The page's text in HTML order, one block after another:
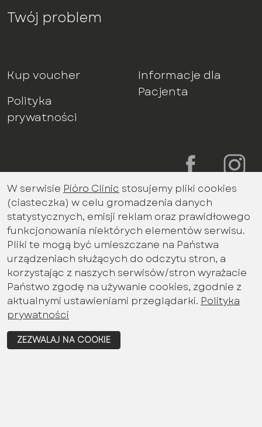
Twój problem
Kup voucher
Polityka
prywatności
Informacje dla
Pacjenta
Bądź na bieżąco z aktualnościami
promocjami miesiąca
Imię i nazwisko
Email
Wyrażam zgodę na przetwarzanie danych
osobowych określonych w polityce
W serwisie Pióro Clinic stosujemy pliki cookies
(ciasteczka) w celu gromadzenia danych
statystycznych, emisji reklam oraz prawidłowego
funkcjonowania niektórych elementów serwisu.
Pliki te mogą być umieszczane na Państwa
urządzeniach służących do odczytu stron, a
korzystając z naszych serwisów/stron wyrażacie
Państwo zgodę na używanie cookies, zgodnie z
aktualnymi ustawieniami przeglądarki. Polityka
prywatności
ZEZWALAJ NA COOKIE